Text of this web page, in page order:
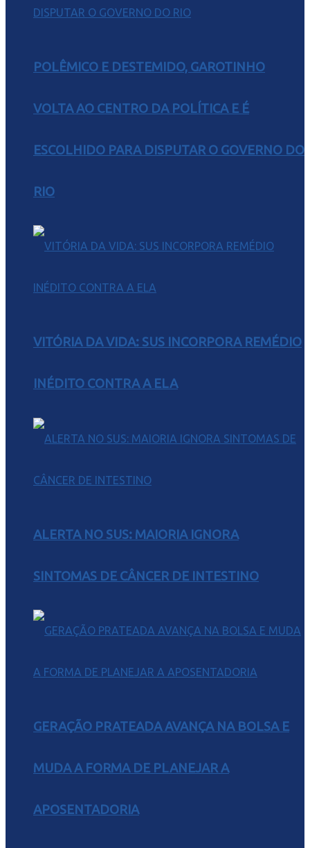
POLÊMICO E DESTEMIDO, GAROTINHO
VOLTA AO CENTRO DA POLÍTICA E É
ESCOLHIDO PARA DISPUTAR O GOVERNO DO
RIO
VITÓRIA DA VIDA: SUS INCORPORA REMÉDIO
INÉDITO CONTRA A ELA
ALERTA NO SUS: MAIORIA IGNORA
SINTOMAS DE CÂNCER DE INTESTINO
GERAÇÃO PRATEADA AVANÇA NA BOLSA E
MUDA A FORMA DE PLANEJAR A
APOSENTADORIA